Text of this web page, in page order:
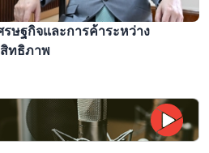
ษฐกิจและการค้าระหว่าง
ทธิภาพ